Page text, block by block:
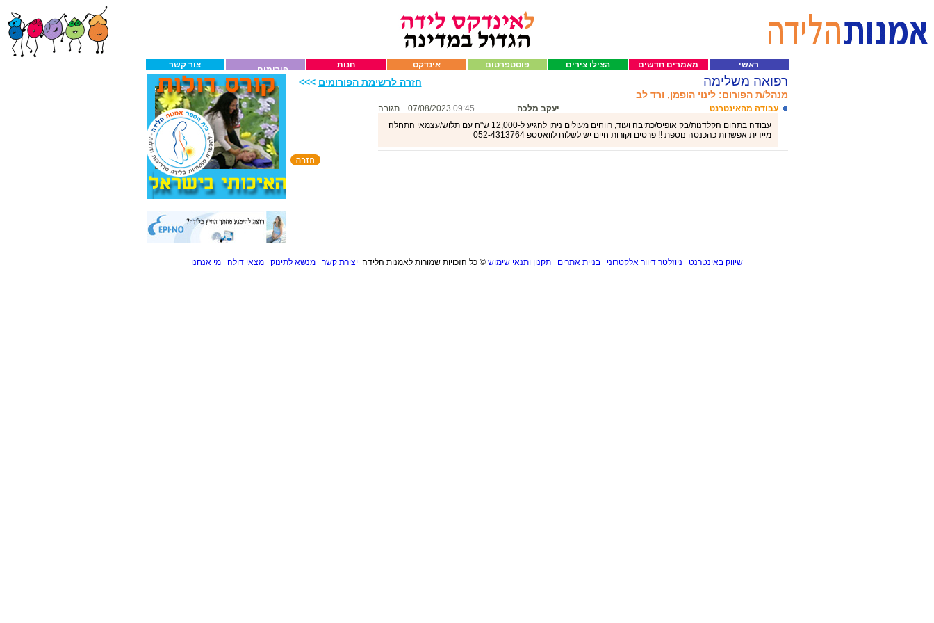
צור קשר פורומים חנות אינדקס פוסטפרטום הצילו צירים מאמרים חדשים ראשי
חזרה לרשימת הפורומים >>> רפואה משלימה
מנהל/ת הפורום: לינוי הופמן, ורד לב
עבודה מהאינטרנט יעקב מלכה 09:45
תגובה
עבודה בתחום הקלדנות/בק אופיס/כתיבה ועוד, רווחים מעולים ניתן להגיע ל-12,000 ש"ח עם תלוש/עצמאי התחלה
מיידית אפשרות כהכנסה נוספת !! פרטים וקורות חיים יש לשלוח לוואטספ 052-4313764
שיווק באינטרנט ניוזלטר דיוור אלקטרוני בניית אתרים תקנון ותנאי שימוש © כל הזכויות שמורות לאמנות הלידה יצירת קשר מנשא לתינוק מצאי דולה מי אנחנו